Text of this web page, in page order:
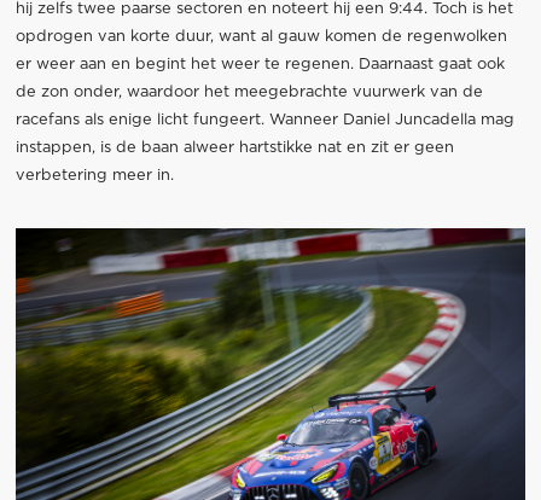
hij zelfs twee paarse sectoren en noteert hij een 9:44. Toch is het
opdrogen van korte duur, want al gauw komen de regenwolken
er weer aan en begint het weer te regenen. Daarnaast gaat ook
de zon onder, waardoor het meegebrachte vuurwerk van de
racefans als enige licht fungeert. Wanneer Daniel Juncadella mag
instappen, is de baan alweer hartstikke nat en zit er geen
verbetering meer in.